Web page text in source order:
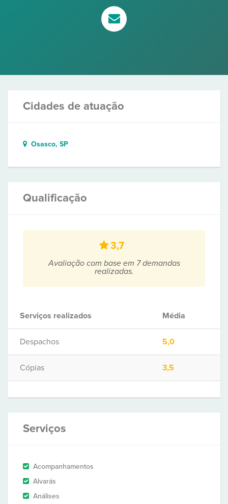
Cidades de atuação
Osasco, SP
Qualificação
3,7
Avaliação com base em 7 demandas
realizadas.
Serviços realizados Média
Despachos 5,0
Cópias 3,5
Serviços
Acompanhamentos
Alvarás
Análises